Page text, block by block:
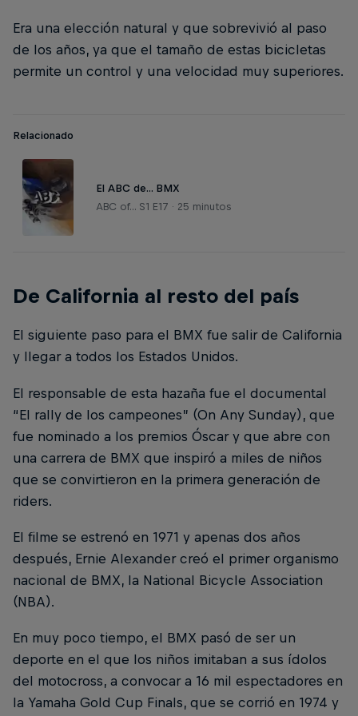
Era una elección natural y que sobrevivió al paso
de los años, ya que el tamaño de estas bicicletas
permite un control y una velocidad muy superiores.
Relacionado
El ABC de... BMX
ABC of... S1 E17 · 25 minutos
De California al resto del país
El siguiente paso para el BMX fue salir de California
y llegar a todos los Estados Unidos.
El responsable de esta hazaña fue el documental
“El rally de los campeones” (On Any Sunday), que
fue nominado a los premios Óscar y que abre con
una carrera de BMX que inspiró a miles de niños
que se convirtieron en la primera generación de
riders.
El filme se estrenó en 1971 y apenas dos años
después, Ernie Alexander creó el primer organismo
nacional de BMX, la National Bicycle Association
(NBA).
En muy poco tiempo, el BMX pasó de ser un
deporte en el que los niños imitaban a sus ídolos
del motocross, a convocar a 16 mil espectadores en
la Yamaha Gold Cup Finals, que se corrió en 1974 y